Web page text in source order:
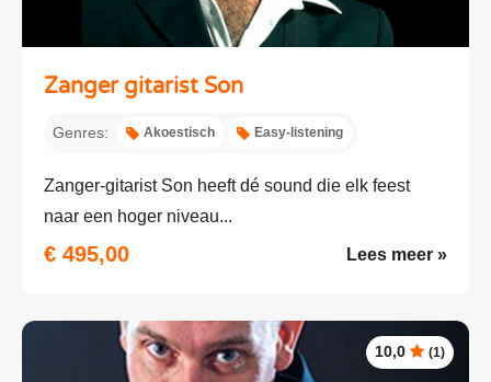
Zanger gitarist Son
Genres: Akoestisch Easy-listening
Zanger-gitarist Son heeft dé sound die elk feest
naar een hoger niveau...
€ 495,00 Lees meer »
10,0 (1)